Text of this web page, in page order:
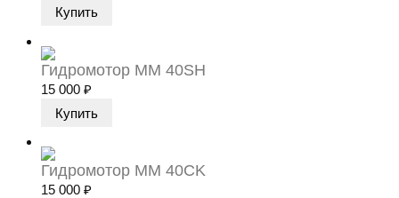
Гидромотор MM 40SH
15 000 ₽
Гидромотор MM 40CK
15 000 ₽